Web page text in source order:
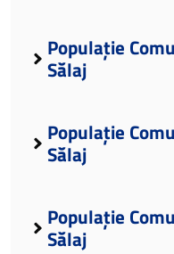
Populație
Sălaj
Populație
Sălaj
Populație
Sălaj